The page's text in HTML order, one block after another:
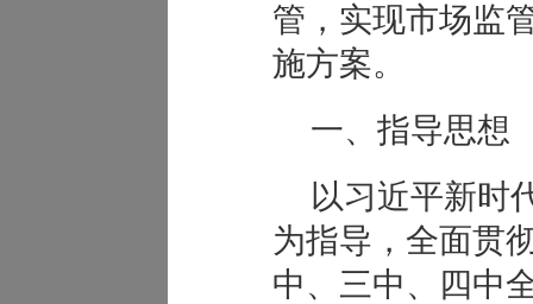
管，实现市场监
施方案。
一、指导思想
以习近平新时
为指导，全面贯
中、三中、四中